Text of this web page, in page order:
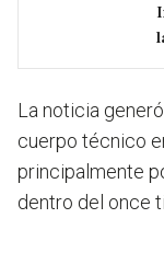
La noticia
cuerpo técnico
principalmente
dentro del once